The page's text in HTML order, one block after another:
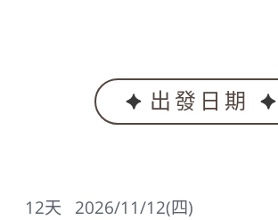
出發日期
2026/11/12(四)
12天